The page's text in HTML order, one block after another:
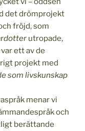
det drömprojekt
fröjd, som
utropade,
ett av de
projekt med
som livskunskap
menar vi
och
berättande